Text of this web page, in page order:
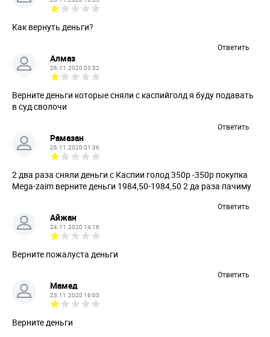
Как вернуть деньги?
Ответить
Алмаз
26.11.2020 03:52
Верните деньги которые сняли с каспийголд я буду подавать
в суд сволочи
Ответить
Рамазан
26.11.2020 01:36
2 два раза сняли деньги с Каспии голод 350р -350р покупка
Mega-zaim верните деньги 1984,50-1984,50 2 да раза пачиму
Ответить
Айжан
24.11.2020 14:16
Верните пожалуста деньги
Ответить
Мамед
23.11.2020 16:03
Верните деньги